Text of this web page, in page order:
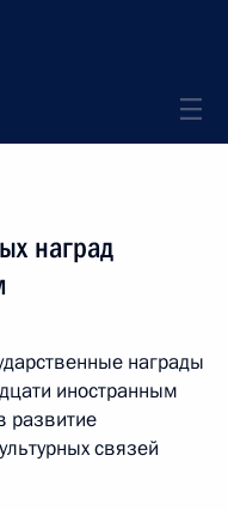
наград
награды
иностранным
развитие
связей